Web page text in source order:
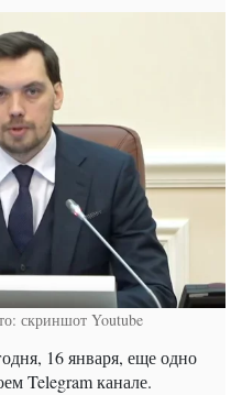
скриншот Youtube
16 января, еще одно
Telegram канале.